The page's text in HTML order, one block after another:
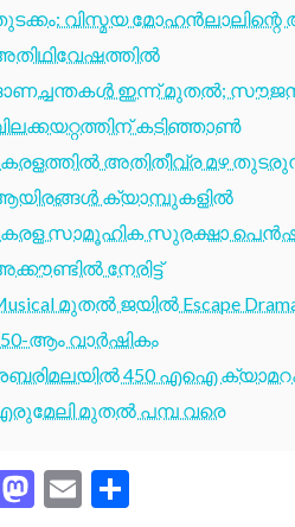
വിസ്മയ
ഇന്ന് മുതൽ;
കടിഞ്ഞാൺ
അതിതീവ്ര മഴ
ക്യാമ്പുകളിൽ
സാമൂഹിക സുരക്ഷാ
നേരിട്ട്
മുതൽ ജയിൽ Escape
ആം വാർഷികം
450 എഐ
മുതൽ പമ്പ വരെ
Mastodon
Email